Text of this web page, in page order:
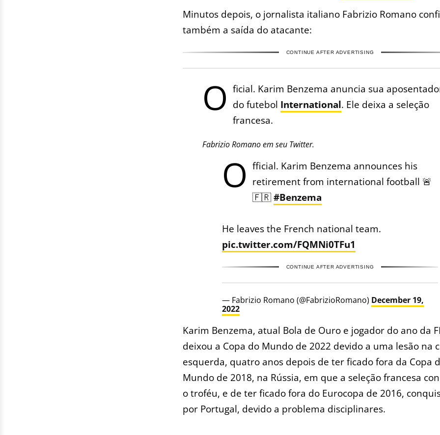
Minutos depois, o jornalista italiano Fabrizio Romano
também a saída do atacante:
CONTINUE AFTER ADVERTISING
O ficial. Karim Benzema anuncia sua
do futebol International. Ele deixa a seleção
francesa.
Fabrizio Romano em seu Twitter.
O fficial. Karim Benzema announces his
retirement from international football 🚨
🇫🇷#Benzema
He leaves the French national team.
pic.twitter.com/FQMNi0TFu1
CONTINUE AFTER ADVERTISING
— Fabrizio Romano (@FabrizioRomano) December 19,
2022
Karim Benzema, atual Bola de Ouro e jogador do ano da
deixou a Copa do Mundo de 2022 devido a uma lesão na
esquerda, quatro anos depois de ter ficado fora da Copa
Mundo de 2018, na Rússia, em que a seleção francesa
o troféu, e de ter ficado fora do Eurocopa de 2016,
por Portugal, devido a problema disciplinares.